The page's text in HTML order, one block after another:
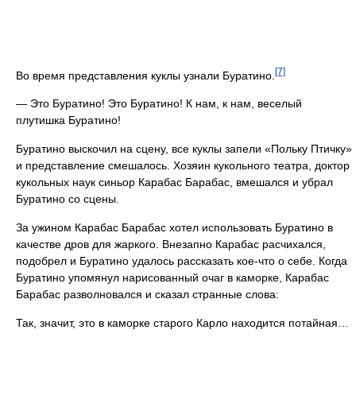
Во время представления куклы узнали Буратино. [7]
— Это Буратино! Это Буратино! К нам, к нам, веселый
плутишка Буратино!
Буратино выскочил на сцену, все куклы запели «Польку Птичку»
и представление смешалось. Хозяин кукольного театра, доктор
кукольных наук синьор Карабас Барабас, вмешался и убрал
Буратино со сцены.
За ужином Карабас Барабас хотел использовать Буратино в
качестве дров для жаркого. Внезапно Карабас расчихался,
подобрел и Буратино удалось рассказать кое-что о себе. Когда
Буратино упомянул нарисованный очаг в каморке, Карабас
Барабас разволновался и сказал странные слова:
Так, значит, это в каморке старого Карло находится потайная…